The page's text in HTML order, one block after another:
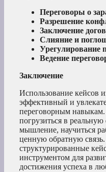
Переговоры о
Разрешение
Заключение
Слияние и
Урегулирование
Ведение
Заключение
Использование кейсов
эффективный и
переговорным
погрузиться в реальную
мышление, научиться
ценную обратную
структурированные
инструментом для
достижения успеха в